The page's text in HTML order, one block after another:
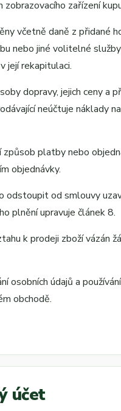
zařízení
včetně daně z přidané
nebo jiné volitelné
její rekapitulaci.
dopravy, jejich ceny a
neúčtuje náklady
platby nebo
objednávky.
od smlouvy
plnění upravuje článek 8.
k prodeji zboží vázán
osobních údajů a
obchodě.
účet